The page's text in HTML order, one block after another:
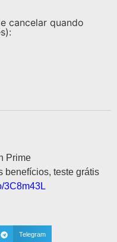
cancelar quando
Prime
benefícios, teste grátis
3C8m43L
Telegram